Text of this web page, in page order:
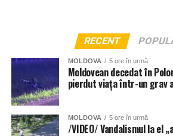
RECENT
MOLDOVA 5 ore în urmă
Moldovean decedat în
pierdut viața într-un grav
MOLDOVA 5 ore în urmă
/VIDEO/ Vandalismul la el